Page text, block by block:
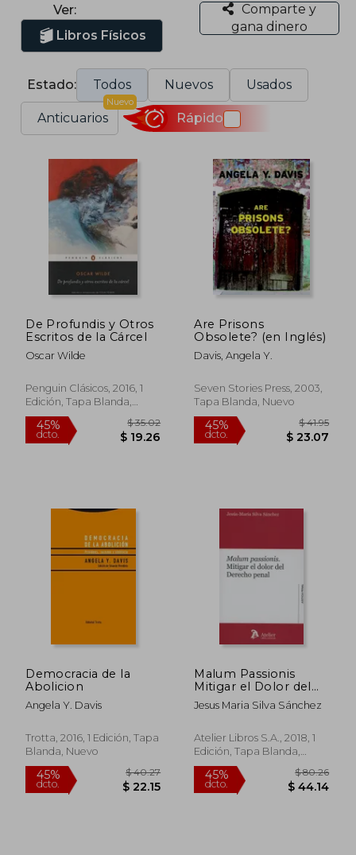
Ver:
Libros Físicos
Comparte y
gana dinero
Estado: Todos Nuevos Usados
Anticuarios
Nuevo
Rápido
De Profundis y Otros
Escritos de la Cárcel
Oscar Wilde
Penguin Clásicos, 2016, 1
Edición, Tapa Blanda,
Nuevo
Are Prisons
Obsolete? (en Inglés)
Davis, Angela Y.
Seven Stories Press, 2003,
Tapa Blanda, Nuevo
Democracia de la
Abolicion
Angela Y. Davis
Trotta, 2016, 1 Edición, Tapa
Blanda, Nuevo
Malum Passionis
Mitigar el Dolor del
Derecho Penal
Jesus Maria Silva Sánchez
Atelier Libros S.A., 2018, 1
Edición, Tapa Blanda,
Nuevo